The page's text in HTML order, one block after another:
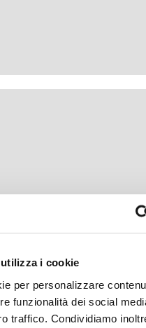
i cookie
per personalizzare
funzionalità dei social
traffico. Condividiamo